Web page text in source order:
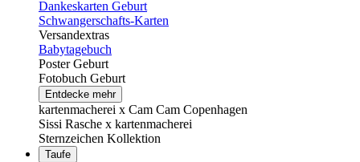
Dankeskarten Geburt
Schwangerschafts-Karten
Versandextras
Babytagebuch
Poster Geburt
Fotobuch Geburt
Entdecke mehr
kartenmacherei x Cam Cam Copenhagen
Sissi Rasche x kartenmacherei
Sternzeichen Kollektion
Taufe